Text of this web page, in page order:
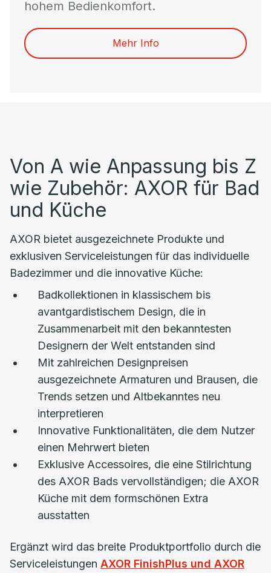
hohem Bedienkomfort.
Mehr Info
Von A wie Anpassung bis Z
wie Zubehör: AXOR für Bad
und Küche
AXOR bietet ausgezeichnete Produkte und
exklusiven Serviceleistungen für das individuelle
Badezimmer und die innovative Küche:
Badkollektionen in klassischem bis
avantgardistischem Design, die in
Zusammenarbeit mit den bekanntesten
Designern der Welt entstanden sind
Mit zahlreichen Designpreisen
ausgezeichnete Armaturen und Brausen, die
Trends setzen und Altbekanntes neu
interpretieren
Innovative Funktionalitäten, die dem Nutzer
einen Mehrwert bieten
Exklusive Accessoires, die eine Stilrichtung
des AXOR Bads vervollständigen; die AXOR
Küche mit dem formschönen Extra
ausstatten
Ergänzt wird das breite Produktportfolio durch die
Serviceleistungen AXOR FinishPlus und AXOR